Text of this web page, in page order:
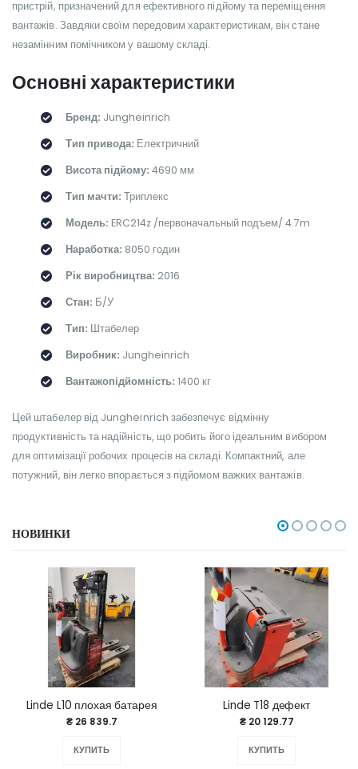
пристрій, призначений для ефективного підйому та переміщення
вантажів. Завдяки своїм передовим характеристикам, він стане
незамінним помічником у вашому складі.
Основні характеристики
Бренд: Jungheinrich
Тип привода: Електричний
Висота підйому: 4690 мм
Тип мачти: Триплекс
Модель: ERC214z /первоначальный подъем/ 4.7m
Наработка: 8050 годин
Рік виробництва: 2016
Стан: Б/У
Тип: Штабелер
Виробник: Jungheinrich
Вантажопідйомність: 1400 кг
Цей штабелер від Jungheinrich забезпечує відмінну
продуктивність та надійність, що робить його ідеальним вибором
для оптимізації робочих процесів на складі. Компактний, але
потужний, він легко впорається з підйомом важких вантажів.
НОВИНКИ
Linde L10 плохая батарея
₴ 26 839.7
КУПИТЬ
Linde T18 дефект
₴ 20 129.77
КУПИТЬ